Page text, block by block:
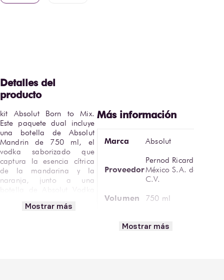
kit Absolut Born to Mix.
Este paquete dual incluye
una botella de Absolut
Mandrin de 750 ml, el
vodka saborizado que
captura la esencia cítrica
de la mandarina y la
naranja, junto a una
botella de Absolut Vodka
clásico sueco reconocido
Mostrar más
Marca Absolut
Proveedor
Pernod Ricard
México S.A. de
C.V.
Volumen 750 ml
CristaleríaVaso Highball o
Mostrar más